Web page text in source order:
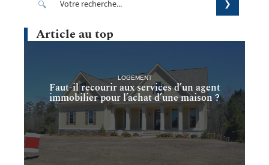
Article au top
LOGEMENT
Faut-il recourir aux services d’un agent
immobilier pour l’achat d’une maison ?